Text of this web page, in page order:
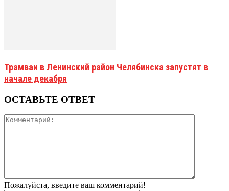
Трамваи в Ленинский район Челябинска запустят в
начале декабря
ОСТАВЬТЕ ОТВЕТ
Пожалуйста, введите ваш комментарий!